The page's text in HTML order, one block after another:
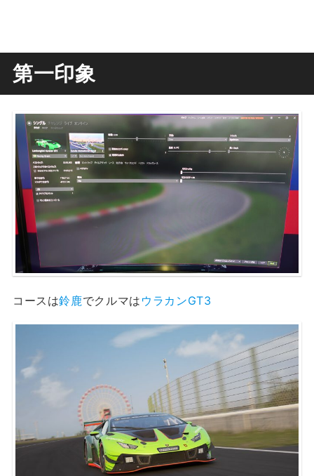
第一印象
コースは鈴鹿でクルマは ウラカンGT3